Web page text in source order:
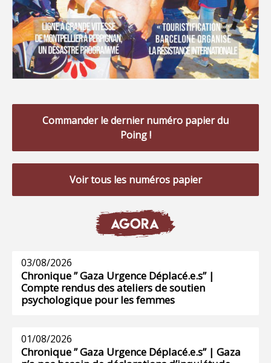
Commander le dernier numéro papier du
Poing !
Voir tous les numéros papier
AGORA
03/08/2026
Chronique ” Gaza Urgence Déplacé.e.s” |
Compte rendus des ateliers de soutien
psychologique pour les femmes
01/08/2026
Chronique ” Gaza Urgence Déplacé.e.s” | Gaza